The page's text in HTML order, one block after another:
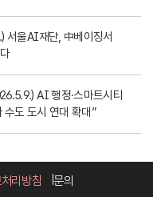
서울AI재단, 中베이징서
AI 행정·스마트시티
도 도시 연대 확대”
리방침 문의